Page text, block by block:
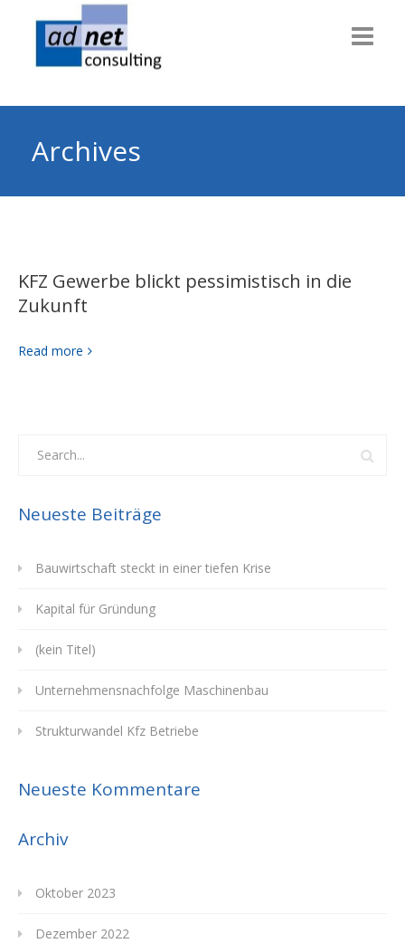
Gesundheit
Archives
KFZ Gewerbe blickt pessimistisch in die
Zukunft
Read more
Neueste Beiträge
Bauwirtschaft steckt in einer tiefen Krise
Kapital für Gründung
(kein Titel)
Unternehmensnachfolge Maschinenbau
Strukturwandel Kfz Betriebe
Neueste Kommentare
Archiv
Oktober 2023
Dezember 2022